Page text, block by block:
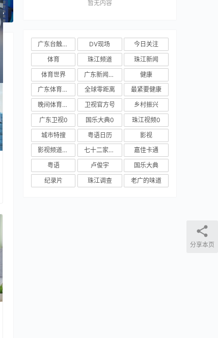
暂无内容
广东台触电新闻 DV现场
今日关注
体育
珠江频道
珠江新闻
体育世界
广东新闻频道
健康
广东体育频道
全球零距离
最紧要健康
晚间体育新闻
卫视官方号
乡村振兴
广东卫视0
国乐大典0
珠江视频0
城市特搜
粤语日历
影视
影视频道新媒体
七十二家房客
嘉佳卡通
粤语
卢俊宇
国乐大典
纪录片
珠江调查 老广的味道
分享本页